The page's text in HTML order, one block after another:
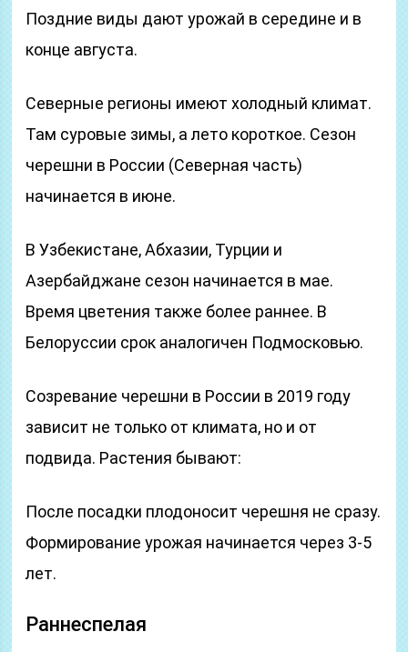
Поздние виды дают урожай в середине и в
конце августа.
Северные регионы имеют холодный климат.
Там суровые зимы, а лето короткое. Сезон
черешни в России (Северная часть)
начинается в июне.
В Узбекистане, Абхазии, Турции и
Азербайджане сезон начинается в мае.
Время цветения также более раннее. В
Белоруссии срок аналогичен Подмосковью.
Созревание черешни в России в 2019 году
зависит не только от климата, но и от
подвида. Растения бывают:
После посадки плодоносит черешня не сразу.
Формирование урожая начинается через 3-5
лет.
Раннеспелая